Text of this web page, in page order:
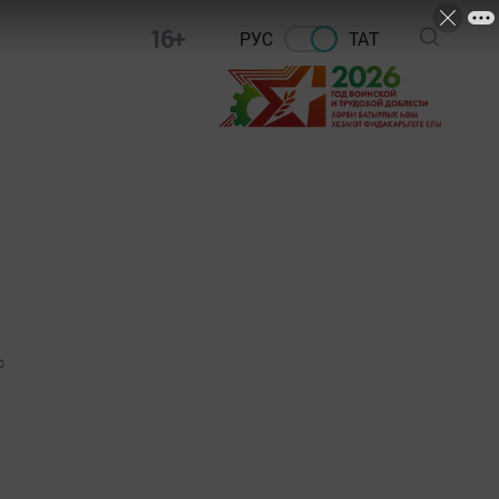
16+ РУС ТАТ